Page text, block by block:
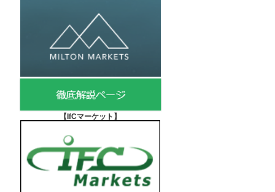
【IfCマーケット 】